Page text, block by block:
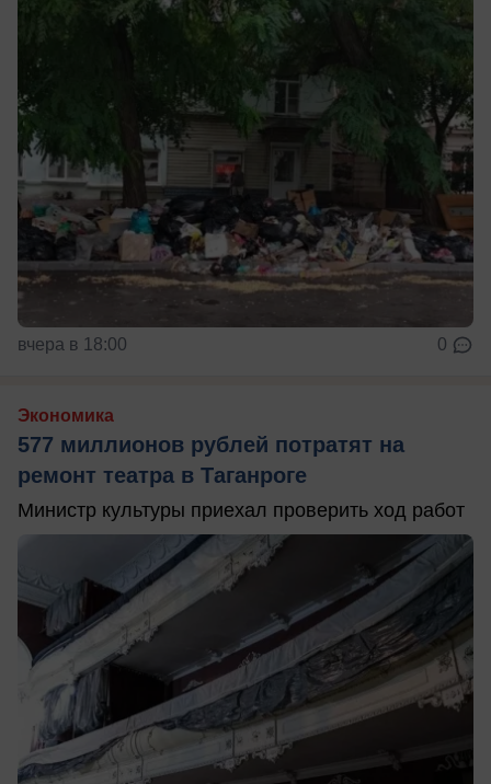
вчера в 18:00 0
Экономика
577 миллионов рублей потратят на
ремонт театра в Таганроге
Министр культуры приехал проверить ход работ